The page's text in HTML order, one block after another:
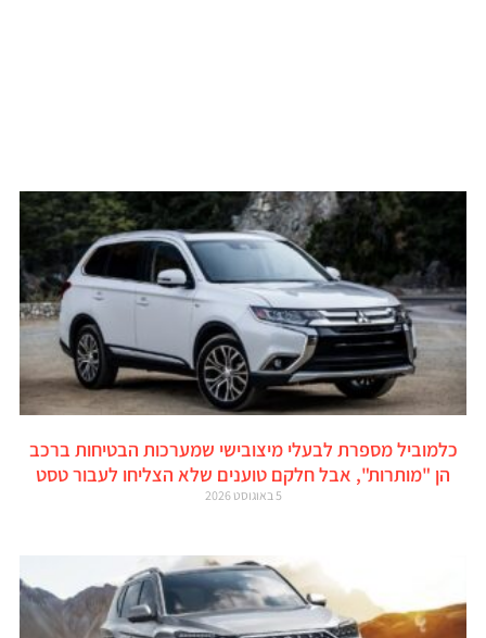
כלמוביל מספרת לבעלי מיצובישי שמערכות הבטיחות ברכב
הן "מותרות", אבל חלקם טוענים שלא הצליחו לעבור טסט
5 באוגוסט 2026